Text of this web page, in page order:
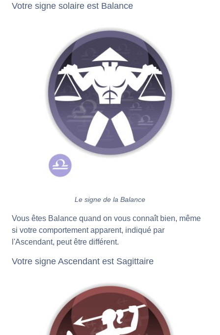
Votre signe solaire est Balance
Le signe de la Balance
Vous êtes Balance quand on vous connaît bien, même
si votre comportement apparent, indiqué par
l'Ascendant, peut être différent.
Votre signe Ascendant est Sagittaire